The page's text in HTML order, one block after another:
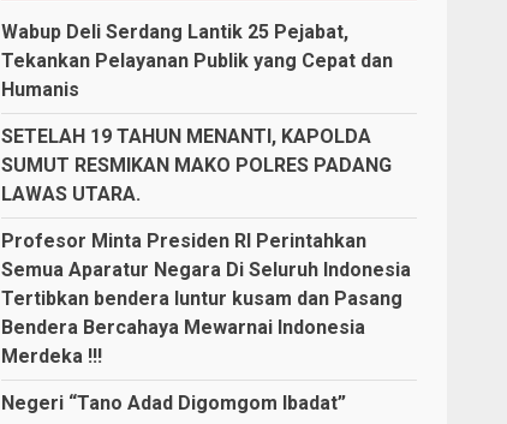
Wabup Deli Serdang Lantik 25 Pejabat,
Tekankan Pelayanan Publik yang Cepat dan
Humanis
SETELAH 19 TAHUN MENANTI, KAPOLDA
SUMUT RESMIKAN MAKO POLRES PADANG
LAWAS UTARA.
Profesor Minta Presiden RI Perintahkan
Semua Aparatur Negara Di Seluruh Indonesia
Tertibkan bendera luntur kusam dan Pasang
Bendera Bercahaya Mewarnai Indonesia
Merdeka !!!
Negeri “Tano Adad Digomgom Ibadat”